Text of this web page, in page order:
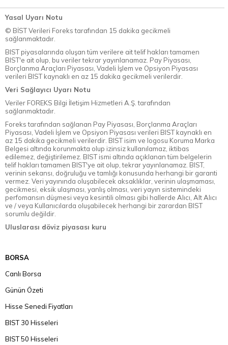
Yasal Uyarı Notu
© BİST Verileri Foreks tarafından 15 dakika gecikmeli
sağlanmaktadır.
BIST piyasalarında oluşan tüm verilere ait telif hakları tamamen
BIST'e ait olup, bu veriler tekrar yayınlanamaz. Pay Piyasası,
Borçlanma Araçları Piyasası, Vadeli İşlem ve Opsiyon Piyasası
verileri BIST kaynaklı en az 15 dakika gecikmeli verilerdir.
Veri Sağlayıcı Uyarı Notu
Veriler FOREKS Bilgi İletişim Hizmetleri A.Ş. tarafından
sağlanmaktadır.
Foreks tarafından sağlanan Pay Piyasası, Borçlanma Araçları
Piyasası, Vadeli İşlem ve Opsiyon Piyasası verileri BIST kaynaklı en
az 15 dakika gecikmeli verilerdir. BIST isim ve logosu Koruma Marka
Belgesi altında korunmakta olup izinsiz kullanılamaz, iktibas
edilemez, değiştirilemez. BIST ismi altında açıklanan tüm belgelerin
telif hakları tamamen BIST'ye ait olup, tekrar yayınlanamaz. BIST,
verinin sekansı, doğruluğu ve tamlığı konusunda herhangi bir garanti
vermez. Veri yayınında oluşabilecek aksaklıklar, verinin ulaşmaması,
gecikmesi, eksik ulaşması, yanlış olması, veri yayın sistemindeki
perfomansın düşmesi veya kesintili olması gibi hallerde Alıcı, Alt Alıcı
ve / veya Kullanıcılarda oluşabilecek herhangi bir zarardan BIST
sorumlu değildir.
Uluslarası döviz piyasası kuru
BORSA
Canlı Borsa
Günün Özeti
Hisse Senedi Fiyatları
BIST 30 Hisseleri
BIST 50 Hisseleri